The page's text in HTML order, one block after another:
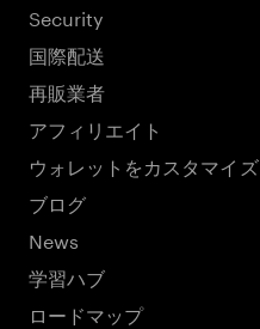
Security
国際配送
再販業者
アフィリエイト
ウォレットをカスタマイズ
ブログ
News
学習ハブ
ロードマップ